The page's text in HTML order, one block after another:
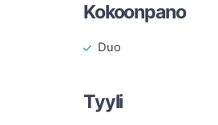
Kokoonpano
Duo
Tyyli